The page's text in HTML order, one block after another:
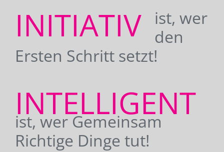
INITIATIV
ist, wer
den
Ersten Schritt setzt!
INTELLIGENT
ist, wer Gemeinsam
Richtige Dinge tut!